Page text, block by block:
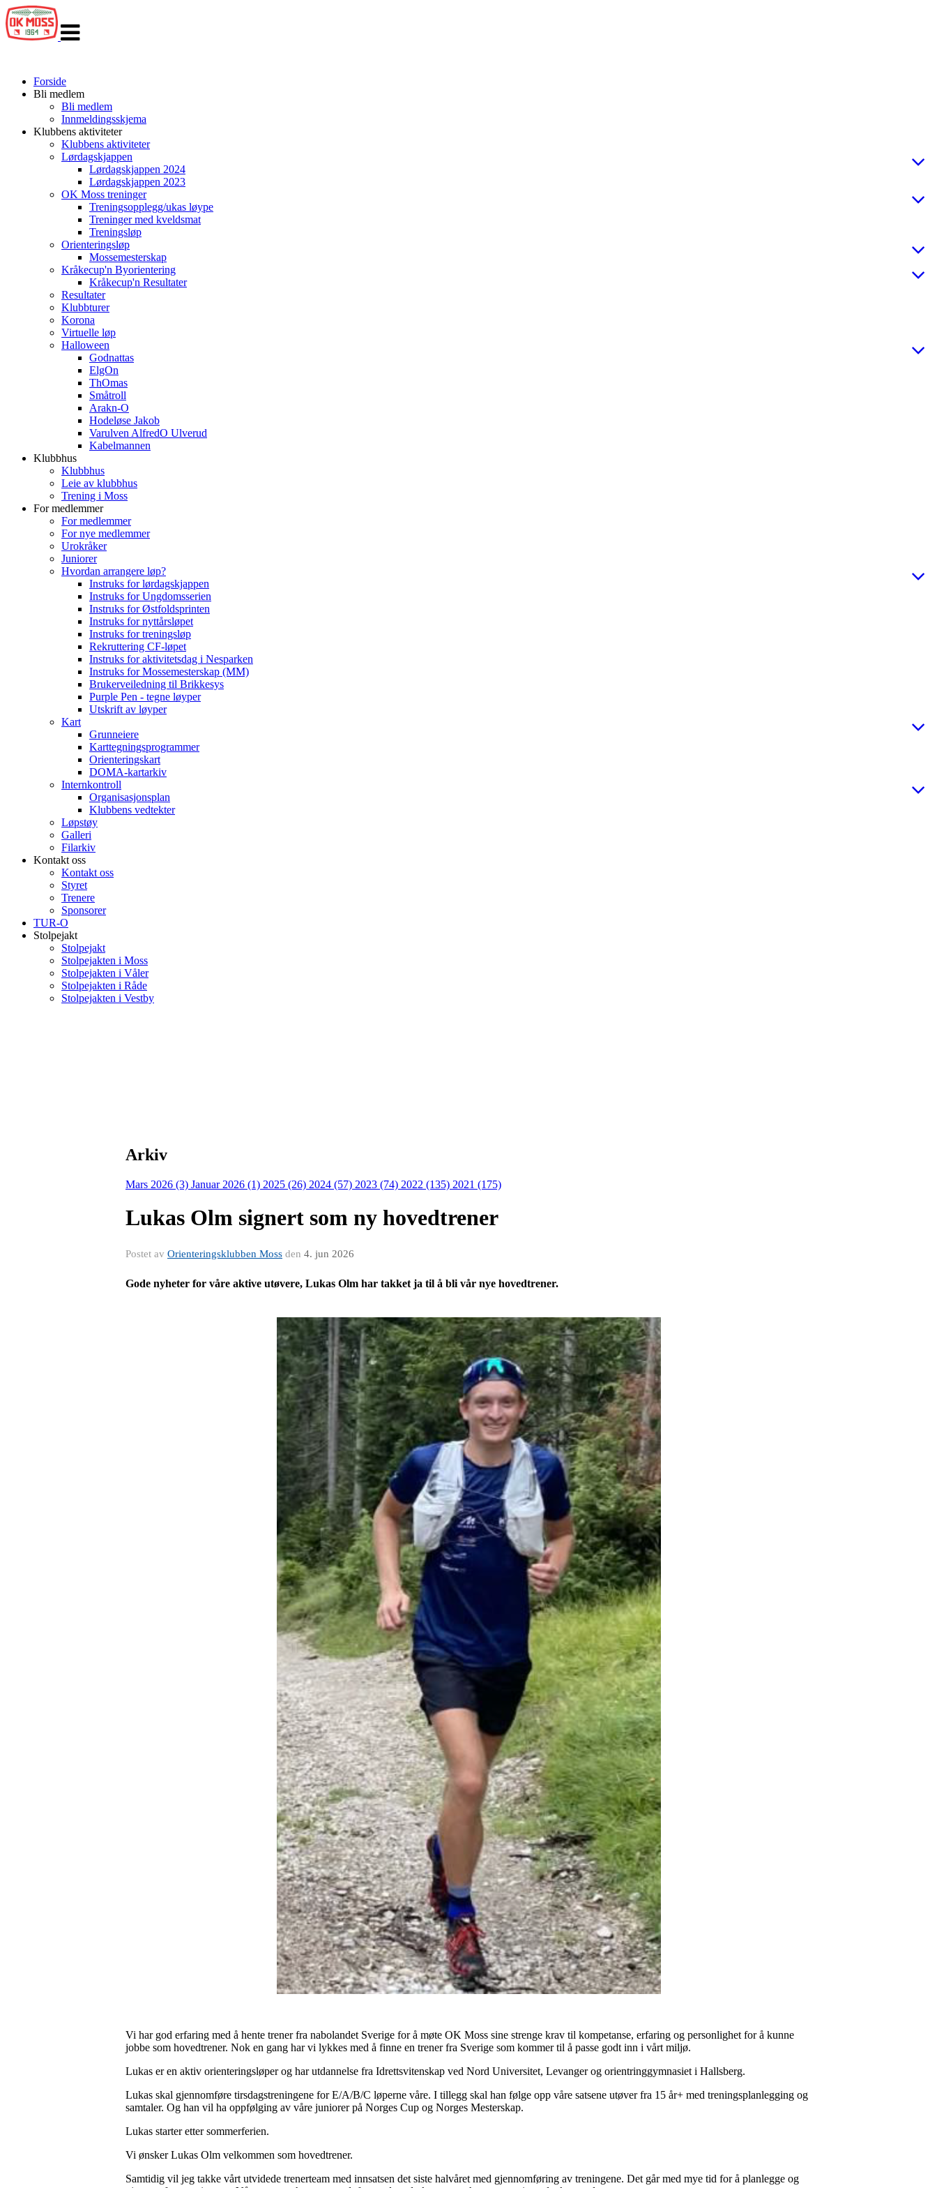
navigasjon
Forside
Bli medlem
Bli medlem
Innmeldingsskjema
Klubbens aktiviteter
Klubbens aktiviteter
Lørdagskjappen
Lørdagskjappen 2024
Lørdagskjappen 2023
OK Moss treninger
Treningsopplegg/ukas løype
Treninger med kveldsmat
Treningsløp
Orienteringsløp
Mossemesterskap
Kråkecup'n Byorientering
Kråkecup'n Resultater
Resultater
Klubbturer
Korona
Virtuelle løp
Halloween
Godnattas
ElgOn
ThOmas
Småtroll
Arakn-O
Hodeløse Jakob
Varulven AlfredO Ulverud
Kabelmannen
Klubbhus
Klubbhus
Leie av klubbhus
Trening i Moss
For medlemmer
For medlemmer
For nye medlemmer
Urokråker
Juniorer
Hvordan arrangere løp?
Instruks for lørdagskjappen
Instruks for Ungdomsserien
Instruks for Østfoldsprinten
Instruks for nyttårsløpet
Instruks for treningsløp
Rekruttering CF-løpet
Instruks for aktivitetsdag i Nesparken
Instruks for Mossemesterskap (MM)
Brukerveiledning til Brikkesys
Purple Pen - tegne løyper
Utskrift av løyper
Kart
Grunneiere
Karttegningsprogrammer
Orienteringskart
DOMA-kartarkiv
Internkontroll
Organisasjonsplan
Klubbens vedtekter
Løpstøy
Galleri
Filarkiv
Kontakt oss
Kontakt oss
Styret
Trenere
Sponsorer
TUR-O
Stolpejakt
Stolpejakt
Stolpejakten i Moss
Stolpejakten i Våler
Stolpejakten i Råde
Stolpejakten i Vestby
Arkiv
Mars 2026 (3) Januar 2026 (1) 2025 (26) 2024 (57) 2023 (74) 2022 (135) 2021 (175)
Lukas Olm signert som ny hovedtrener
Postet av Orienteringsklubben Moss den 4. jun 2026
Gode nyheter for våre aktive utøvere, Lukas Olm har takket ja til å bli vår nye hovedtrener.
Vi har god erfaring med å hente trener fra nabolandet Sverige for å møte OK Moss sine strenge krav til kompetanse, erfaring og personlighet for å kunne
jobbe som hovedtrener. Nok en gang har vi lykkes med å finne en trener fra Sverige som kommer til å passe godt inn i vårt miljø.
Lukas er en aktiv orienteringsløper og har utdannelse fra Idrettsvitenskap ved Nord Universitet, Levanger og orientringgymnasiet i Hallsberg.
Lukas skal gjennomføre tirsdagstreningene for E/A/B/C løperne våre. I tillegg skal han følge opp våre satsene utøver fra 15 år+ med treningsplanlegging og
samtaler. Og han vil ha oppfølging av våre juniorer på Norges Cup og Norges Mesterskap.
Lukas starter etter sommerferien.
Vi ønsker Lukas Olm velkommen som hovedtrener.
Samtidig vil jeg takke vårt utvidede trenerteam med innsatsen det siste halvåret med gjennomføring av treningene. Det går med mye tid for å planlegge og